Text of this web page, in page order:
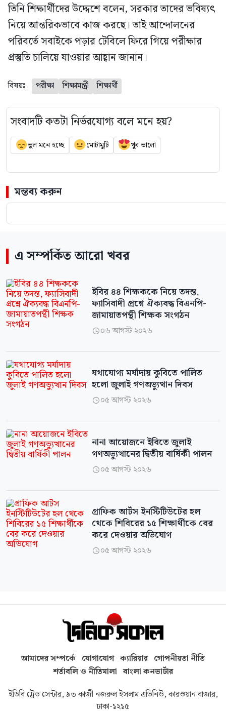
তিনি শিক্ষার্থীদের উদ্দেশে বলেন, সরকার তাদের ভবিষ্যৎ
নিয়ে আন্তরিকভাবে কাজ করছে। তাই আন্দোলনের
পরিবর্তে সবাইকে পড়ার টেবিলে ফিরে গিয়ে পরীক্ষার
প্রস্তুতি চালিয়ে যাওয়ার আহ্বান জানান।
বিষয়ঃ পরীক্ষা শিক্ষামন্ত্রী শিক্ষার্থী
সংবাদটি কতটা নির্ভরযোগ্য বলে মনে হয়?
ভুল মনে হচ্ছে মোটামুটি খুব ভালো
মন্তব্য করুন
এ সম্পর্কিত আরো খবর
ইবির ৪৪ শিক্ষককে নিয়ে তদন্ত,
ফ্যাসিবাদী প্রশ্নে ঐক্যবদ্ধ বিএনপি-
জামায়াতপন্থী শিক্ষক সংগঠন
০৬ আগস্ট ২০২৬
‎যথাযোগ্য মর্যাদায় কুবিতে পালিত
হলো জুলাই গণঅভ্যুত্থান দিবস
০৫ আগস্ট ২০২৬
নানা আয়োজনে ইবিতে জুলাই
গণঅভ্যুত্থানের দ্বিতীয় বার্ষিকী পালন
০৫ আগস্ট ২০২৬
গ্রাফিক আর্টস ইনস্টিটিউটের হল
থেকে শিবিরের ১৫ শিক্ষার্থীকে বের
করে দেওয়ার অভিযোগ
০৫ আগস্ট ২০২৬
আমাদের সম্পর্কে যোগাযোগ ক্যারিয়ার গোপনীয়তা নীতি
শর্তাবলি ও নীতিমালা বাংলা কনভার্টার
ইডিবি ট্রেড সেন্টার, ৯৩ কাজী নজরুল ইসলাম এভিনিউ, কারওয়ান বাজার,
ঢাকা-১২১৫